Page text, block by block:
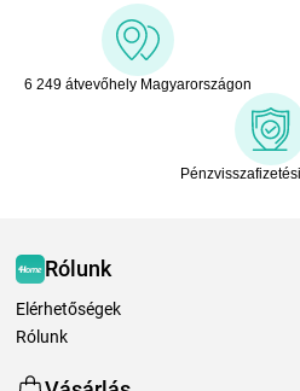
6 249 átvevőhely Magyarországon
Rólunk
Elérhetőségek
Rólunk